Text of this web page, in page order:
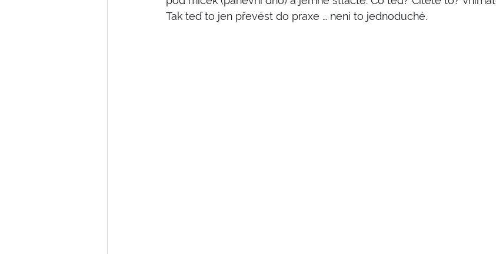
Tak teď to jen převést do praxe … není to jednoduché.